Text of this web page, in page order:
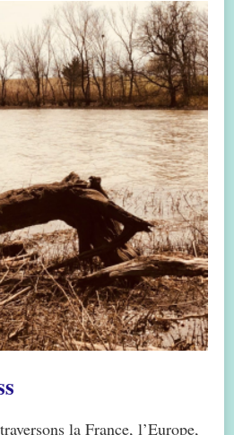
la France, l’Europe,